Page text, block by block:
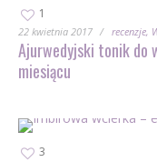
1
22 kwietnia 2017 recenzje
Ajurwedyjski tonik do
miesiącu
3